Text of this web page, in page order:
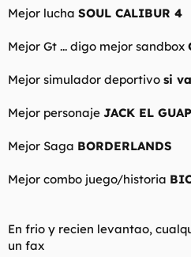
Mejor lucha SOUL CALIBUR 4
Mejor Gt ... digo mejor sandbox
Mejor simulador deportivo si
Mejor personaje JACK EL
Mejor Saga BORDERLANDS
Mejor combo juego/historia
En frio y recien levantao,
un fax